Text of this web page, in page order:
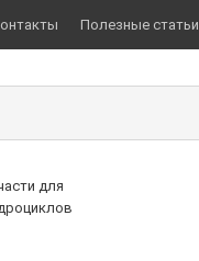
Полезные статьи
для